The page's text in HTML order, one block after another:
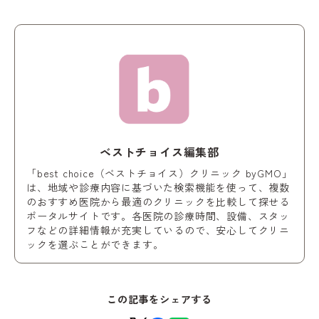
ベストチョイス編集部
「best choice（ベストチョイス）クリニック byGMO」
は、地域や診療内容に基づいた検索機能を使って、複数
のおすすめ医院から最適のクリニックを比較して探せる
ポータルサイトです。各医院の診療時間、設備、スタッ
フなどの詳細情報が充実しているので、安心してクリニ
ックを選ぶことができます。
この記事をシェアする